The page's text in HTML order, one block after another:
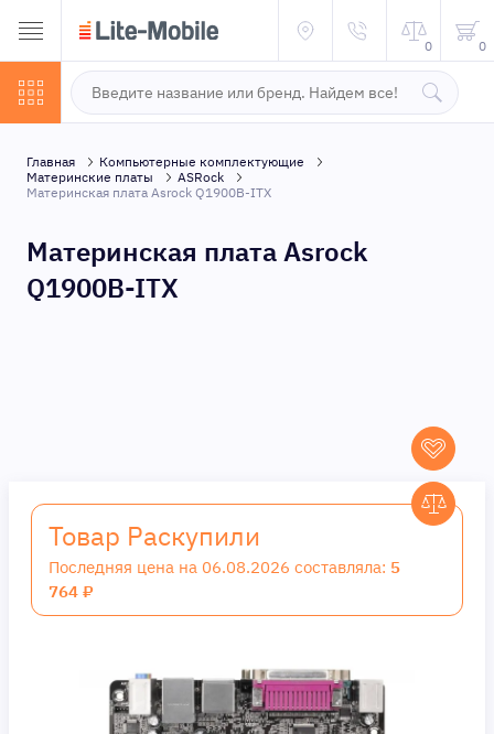
0 0
Главная
Компьютерные комплектующие
Материнские платы
ASRock
Материнская плата Asrock Q1900B-ITX
Материнская плата Asrock
Q1900B-ITX
Товар Раскупили
Последняя цена на 06.08.2026 составляла: 5
764 ₽